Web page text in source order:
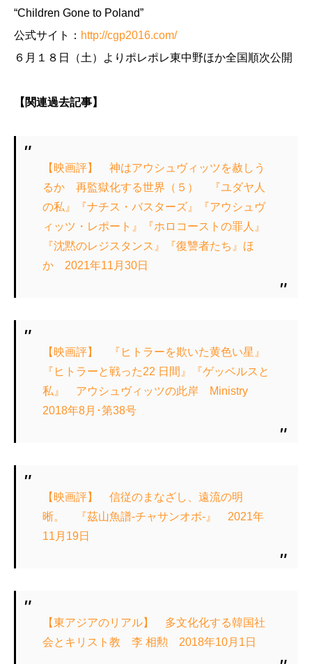
“Children Gone to Poland”
公式サイト： http://cgp2016.com/
６月１８日（土）よりポレポレ東中野ほか全国順次公開
【関連過去記事】
【映画評】 神はアウシュヴィッツを赦しう
るか 再監獄化する世界（５） 『ユダヤ人
の私』『ナチス・バスターズ』『アウシュヴ
ィッツ・レポート』『ホロコーストの罪人』
『沈黙のレジスタンス』『復讐者たち』ほ
か 2021年11月30日
【映画評】 『ヒトラーを欺いた黄色い星』
『ヒトラーと戦った22 日間』『ゲッベルスと
私』 アウシュヴィッツの此岸 Ministry
2018年8月･第38号
【映画評】 信従のまなざし、遠流の明
晰。 『茲山魚譜-チャサンオボ-』 2021年
11月19日
【東アジアのリアル】 多文化化する韓国社
会とキリスト教 李 相勲 2018年10月1日